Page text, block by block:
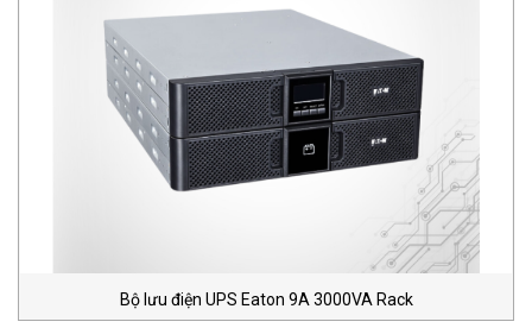
Bộ lưu điện UPS Eaton 9A 3000VA Rack